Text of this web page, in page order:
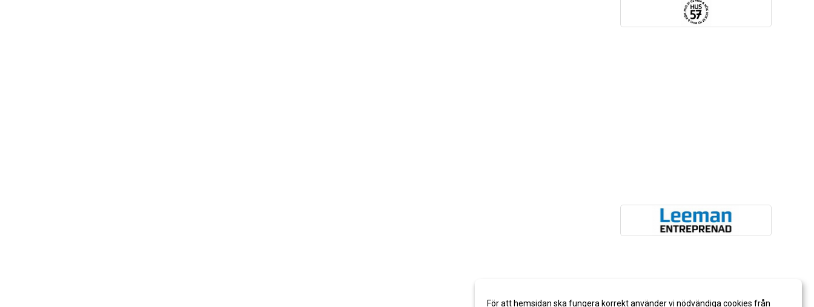
För att hemsidan ska fungera korrekt använder vi nödvändiga cookies från